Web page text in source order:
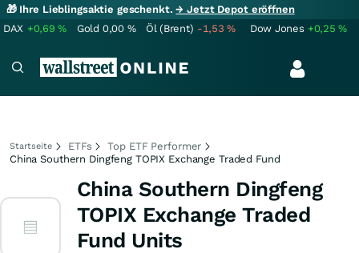
🎁 Ihre Lieblingsaktie geschenkt.→ Jetzt Depot eröffnen
DAX +0,69% Gold 0,00 % Öl (Brent) -1,53% Dow Jones +0,25%
Startseite ETFs
Top ETF Performer
China Southern Dingfeng TOPIX Exchange Traded Fund
China Southern Dingfeng
TOPIX Exchange Traded
Fund Units